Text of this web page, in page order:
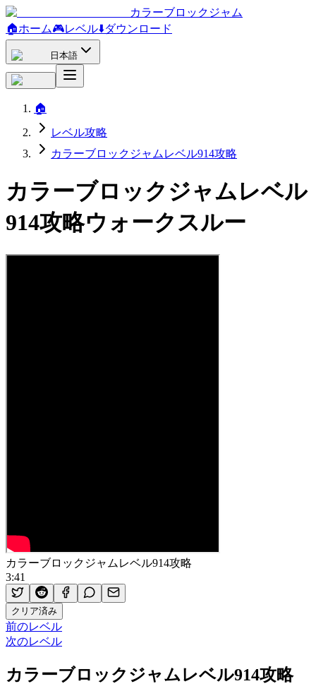
カラーブロックジャム
🏠ホーム🎮レベル⬇️ダウンロード
日本語
🏠
レベル攻略
カラーブロックジャムレベル914攻略
カラーブロックジャムレベル
914攻略ウォークスルー
カラーブロックジャムレベル914攻略
3:41
クリア済み
前のレベル
次のレベル
カラーブロックジャムレベル914攻略